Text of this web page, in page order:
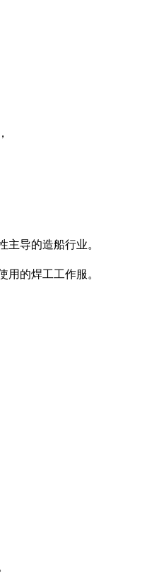
主导的造船行业。
用的焊工工作服。